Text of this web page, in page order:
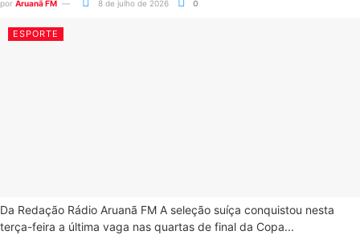
por Aruanã FM 8 de julho de 2026 0
ESPORTE
Da Redação Rádio Aruanã FM A seleção suíça conquistou nesta
terça-feira a última vaga nas quartas de final da Copa...